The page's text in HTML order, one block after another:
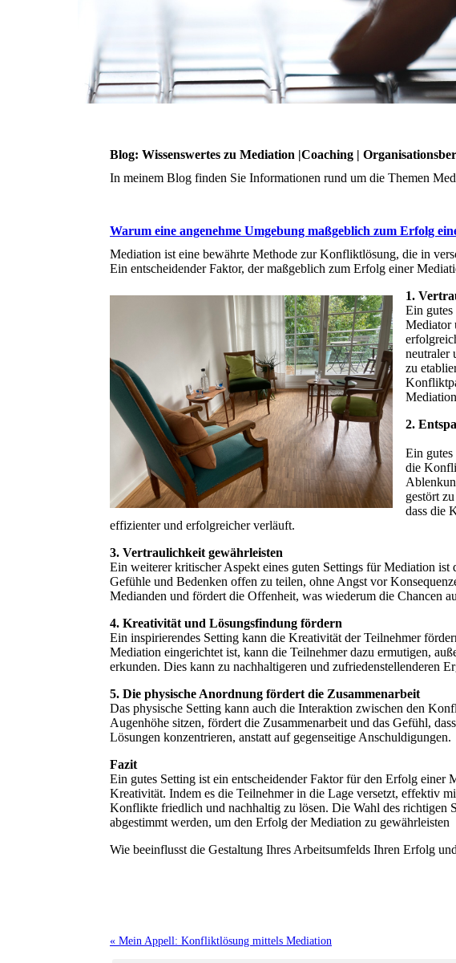
Blog: Wissenswertes zu Mediation |Coaching |
In meinem Blog finden Sie Informationen rund um die Themen
Warum eine angenehme Umgebung maßgeblich zum Erfolg
Mediation ist eine bewährte Methode zur Konfliktlösung, die in
Ein entscheidender Faktor, der maßgeblich zum Erfolg einer
1.
Ein
Mediator
neutraler
zu
2.
Ein
die
gestört
dass die
effizienter und erfolgreicher verläuft.
3. Vertraulichkeit gewährleisten
Ein weiterer kritischer Aspekt eines guten Settings für Mediation
Gefühle und Bedenken offen zu teilen, ohne Angst vor
Medianden und fördert die Offenheit, was wiederum die Chancen
4. Kreativität und Lösungsfindung fördern
Ein inspirierendes Setting kann die Kreativität der Teilnehmer
Mediation eingerichtet ist, kann die Teilnehmer dazu ermutigen,
erkunden. Dies kann zu nachhaltigeren und zufriedenstellenderen
5. Die physische Anordnung fördert die Zusammenarbeit
Das physische Setting kann auch die Interaktion zwischen den
Augenhöhe sitzen, fördert die Zusammenarbeit und das Gefühl,
Lösungen konzentrieren, anstatt auf gegenseitige Anschuldigungen.
Fazit
Ein gutes Setting ist ein entscheidender Faktor für den Erfolg
Kreativität. Indem es die Teilnehmer in die Lage versetzt, effektiv
Konflikte friedlich und nachhaltig zu lösen. Die Wahl des richtigen
abgestimmt werden, um den Erfolg der Mediation zu gewährleisten
Wie beeinflusst die Gestaltung Ihres Arbeitsumfelds Ihren Erfolg
« Mein Appell: Konfliktlösung mittels Mediation